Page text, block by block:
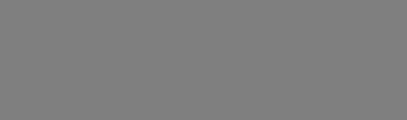
Onder "Aanpassen"
Door te klikken op
Door op "Akkoord" te
inclusief over de